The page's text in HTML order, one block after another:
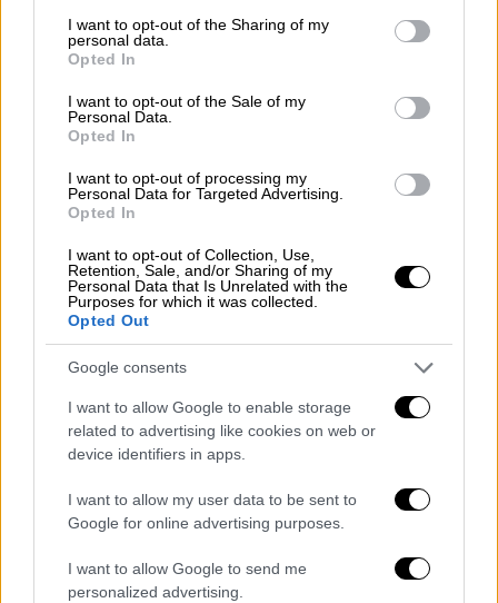
not limited to your visit or usage behaviour. You may click to
grant or deny consent to Google and its third-party tags to
use your data for below specified purposes in below Google
consent section.
I want to opt-out of the Sharing of my
personal data.
Opted In
I want to opt-out of the Sale of my
Personal Data.
Opted In
I want to opt-out of processing my
Personal Data for Targeted Advertising.
Opted In
I want to opt-out of Collection, Use,
Retention, Sale, and/or Sharing of my
Personal Data that Is Unrelated with the
Purposes for which it was collected.
Opted Out
Google consents
I want to allow Google to enable storage
related to advertising like cookies on web or
device identifiers in apps.
I want to allow my user data to be sent to
Google for online advertising purposes.
I want to allow Google to send me
personalized advertising.
Σε βάρος των ανωτέρω ασκήθηκε ποινική
δίωξη για γενετήσια πράξη με ανήλικο
συμπληρώσαντα και μη τα 12 έτη
αμοιβής,κατ’ εξακολούθηση
σχετική ΕισαγγελικήΔιάταξη, αποσκοπεί
στην άμεση ανάγκη προστασίας του
κοινωνικού συνόλου από την εγκληματική
δράση των κατηγορουμένων, στην
πληρέστερη διερεύνηση τέλεσης και άλλων
ομοειδούς βαρύτητας αξιόποινων πράξεων
σε βάρος απροσδιορίστου εισέτι αριθμού
ανηλίκων παθόντων και στην ευχερέστερη
ικανοποίηση της ποινικής αξίωσης της
Πολιτείας για τον κολασμό των εγκλημάτων
που τέλεσαν, προκειμένου να αποτραπεί η
διάπραξη άλλων εγκληματικών ενεργειών
από τους ανωτέρω, καθώς και στη
διερεύνηση της συμμετοχής αυτών και σε